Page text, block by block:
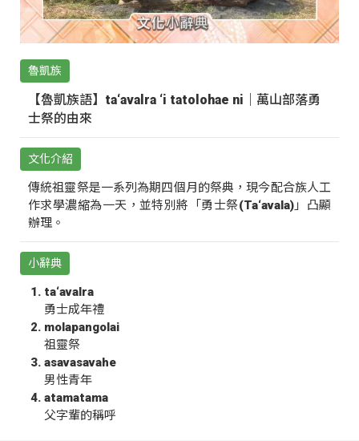
魯凱族
【魯凱族語】ta‘avalra ‘i tatolohae ni｜萬山部落勇
士祭的由來
文化介紹
傳統祖靈祭是一系列為期四個月的祭典，現今配合族人工
作求學濃縮為一天，並特別將「勇士祭(Ta‘avala)」凸顯
辦理。
小辭典
ta‘avalra
勇士成年禮
molapangolai
祖靈祭
asavasavahe
男性青年
atamatama
父字輩的稱呼